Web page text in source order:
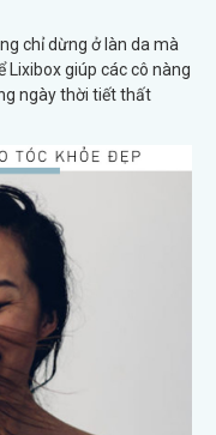
chỉ dừng ở làn da mà
Lixibox giúp các cô nàng
ngày thời tiết thất